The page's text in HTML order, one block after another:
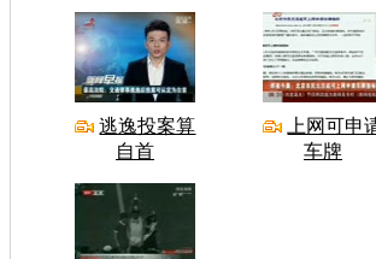
逃逸投案算
自首
上网可申
车牌